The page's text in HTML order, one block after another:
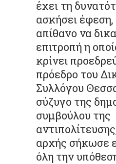
έχει τη
ασκήσει έφεση,
απίθανο να
επιτροπή η
κρίνει
πρόεδρο του
Συλλόγου
σύζυγο της
συμβούλου της
αρχής σήκωσε
όλη την